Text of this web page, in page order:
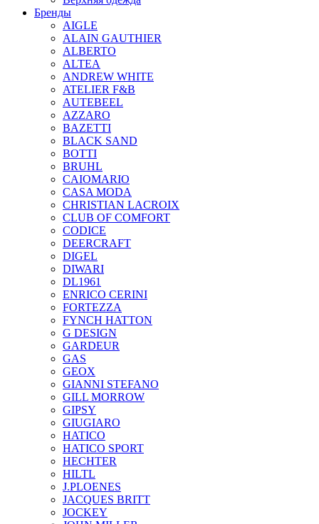
Бренды
AIGLE
ALAIN GAUTHIER
ALBERTO
ALTEA
ANDREW WHITE
ATELIER F&B
AUTEBEEL
AZZARO
BAZETTI
BLACK SAND
BOTTI
BRUHL
CAIOMARIO
CASA MODA
CHRISTIAN LACROIX
CLUB OF COMFORT
CODICE
DEERCRAFT
DIGEL
DIWARI
DL1961
ENRICO CERINI
FORTEZZA
FYNCH HATTON
G DESIGN
GARDEUR
GAS
GEOX
GIANNI STEFANO
GILL MORROW
GIPSY
GIUGIARO
HATICO
HATICO SPORT
HECHTER
HILTL
J.PLOENES
JAСQUES BRITT
JOCKEY